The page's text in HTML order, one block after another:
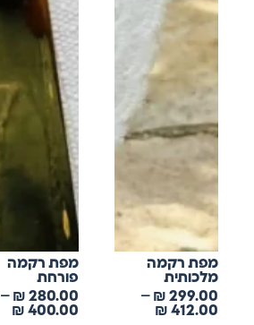
מפת רקמה
מלכותית
299.00
₪
–
412.00
₪
מפת רקמה
פורחת
280.00
₪
–
400.00
₪